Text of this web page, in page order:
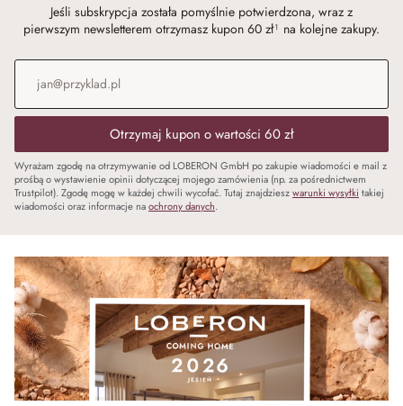
Jeśli subskrypcja została pomyślnie potwierdzona, wraz z
pierwszym newsletterem otrzymasz kupon 60 zł¹ na kolejne zakupy.
Adres e-mail
Otrzymaj kupon o wartości 60 zł
Wyrażam zgodę na otrzymywanie od LOBERON GmbH po zakupie wiadomości e mail z
prośbą o wystawienie opinii dotyczącej mojego zamówienia (np. za pośrednictwem
Trustpilot). Zgodę mogę w każdej chwili wycofać. Tutaj znajdzieszwarunki wysyłki takiej
wiadomości oraz informacje naochrony danych.